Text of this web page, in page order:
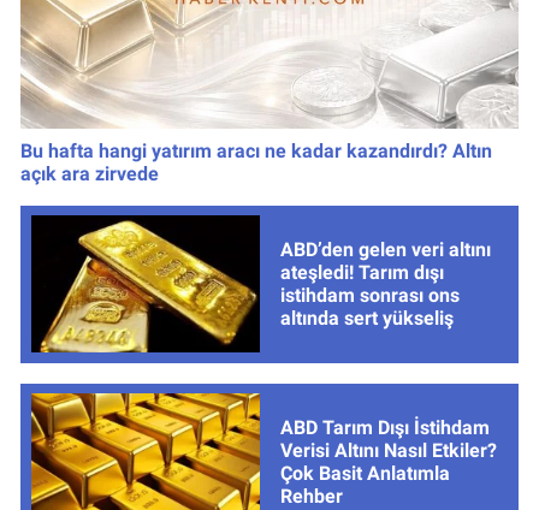
Bu hafta hangi yatırım aracı ne kadar kazandırdı? Altın
açık ara zirvede
ABD’den gelen veri altını
ateşledi! Tarım dışı
istihdam sonrası ons
altında sert yükseliş
ABD Tarım Dışı İstihdam
Verisi Altını Nasıl Etkiler?
Çok Basit Anlatımla
Rehber